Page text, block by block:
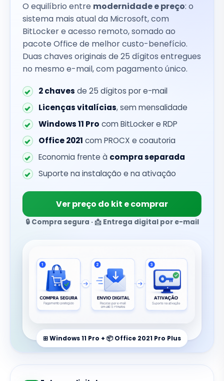
O equilíbrio entre modernidade e preço: o
sistema mais atual da Microsoft, com
BitLocker e acesso remoto, somado ao
pacote Office de melhor custo-benefício.
Duas chaves originais de 25 dígitos entregues
no mesmo e-mail, com pagamento único.
2 chaves de 25 dígitos por e-mail
Licenças vitalícias, sem mensalidade
Windows 11 Pro com BitLocker e RDP
Office 2021 com PROCX e coautoria
Economia frente à compra separada
Suporte na instalação e na ativação
Ver preço do kit e comprar
🔒 Compra segura · 📩 Entrega digital por e-mail
⊞ Windows 11 Pro + 📦 Office 2021 Pro Plus